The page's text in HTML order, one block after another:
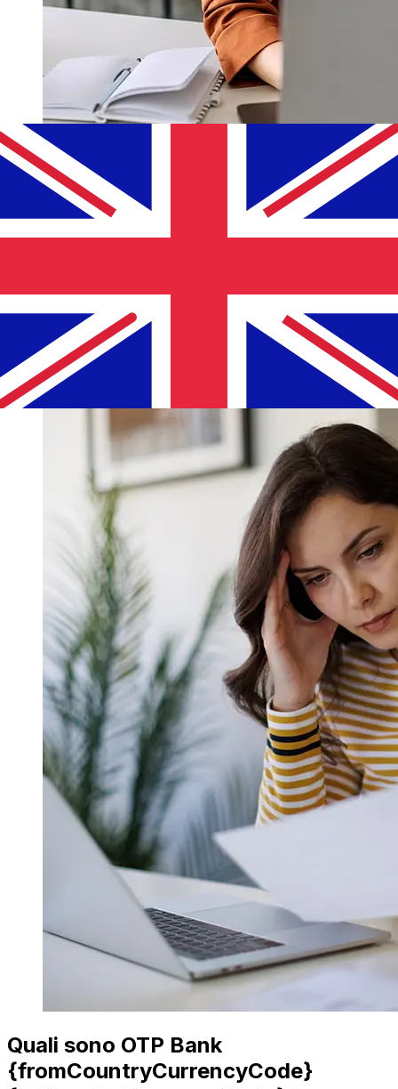
Quanto è veloce un OTP Bank HUF di
trasferirsi GBP ?
Tipicamente, i bonifici bancari internazionali richiedono
da 1 a 5 giorni lavorativi. Fattori come le festività
bancarie e i controlli di sicurezza possono influire sulla
consegna. Controlla i tempi di scadenza OTP Bankper
evitare ritardi.
Quali sono OTP Bank
{fromCountryCurrencyCode}